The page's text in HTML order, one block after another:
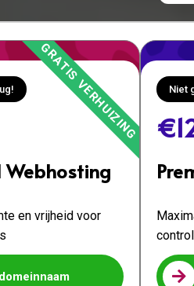
Webhosting
en vrijheid voor
Niet
